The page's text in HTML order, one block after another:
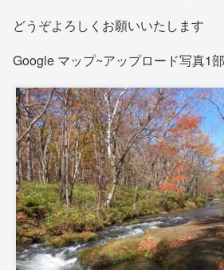
どうぞよろしくお願いいたします
Google マップ~アップロード写真1